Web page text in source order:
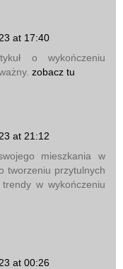
at 17:40
o wykończeniu
zobacz tu
at 21:12
mieszkania w
tworzeniu przytulnych
w wykończeniu
at 00:26